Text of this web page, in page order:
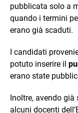
pubblicata solo a
quando i termini
erano già scaduti.
I candidati
potuto inserire il
erano state
Inoltre, avendo già
alcuni docenti